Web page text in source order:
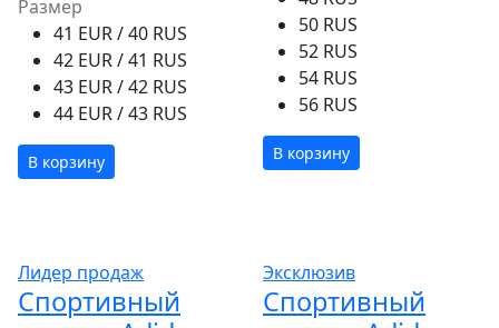
Размер
41 EUR / 40 RUS
42 EUR / 41 RUS
43 EUR / 42 RUS
44 EUR / 43 RUS
В корзину
50 RUS
52 RUS
54 RUS
56 RUS
В корзину
Лидер продаж
Спортивный
Эксклюзив
Спортивный